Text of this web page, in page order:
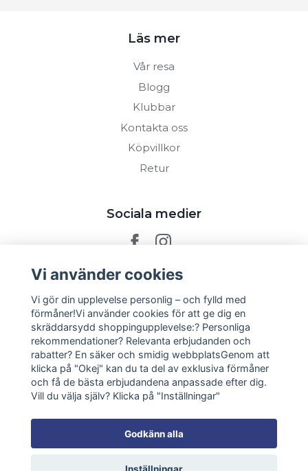
Läs mer
Vår resa
Blogg
Klubbar
Kontakta oss
Köpvillkor
Retur
Sociala medier
Prenumerera på vårt nyhetsbrev
Prenumerera
Vi använder cookies
Vi gör din upplevelse personlig – och fylld med
förmåner!Vi använder cookies för att ge dig en
skräddarsydd shoppingupplevelse:? Personliga
rekommendationer? Relevanta erbjudanden och
rabatter? En säker och smidig webbplatsGenom att
klicka på "Okej" kan du ta del av exklusiva förmåner
och få de bästa erbjudandena anpassade efter dig.
Vill du välja själv? Klicka på "Inställningar"
Godkänn alla